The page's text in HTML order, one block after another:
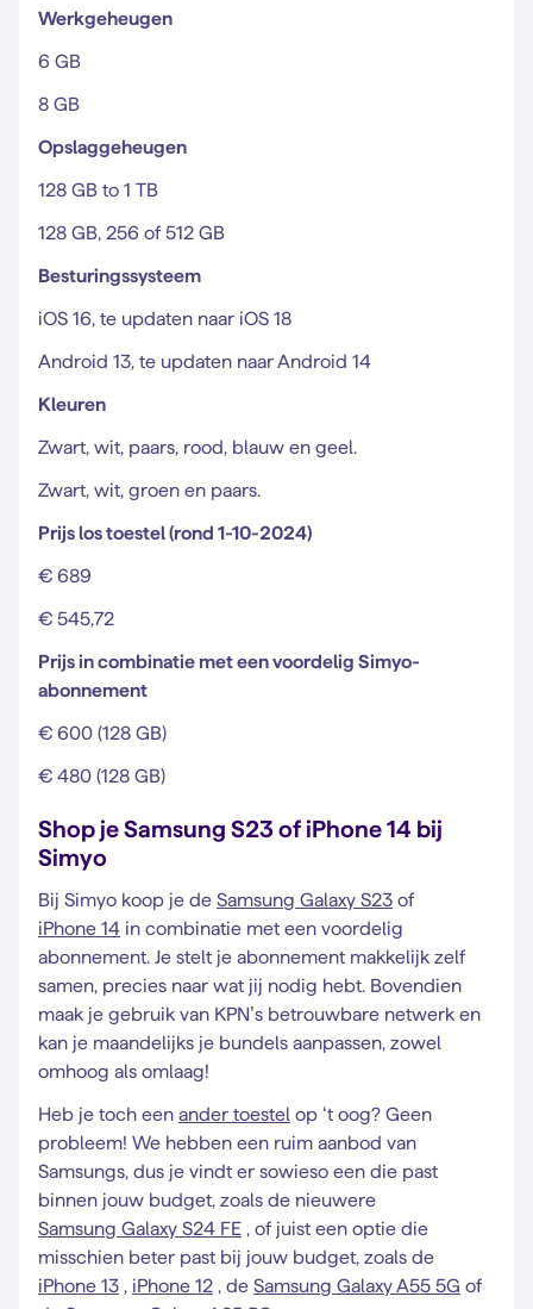
Werkgeheugen
6 GB
8 GB
Opslaggeheugen
128 GB to 1 TB
128 GB, 256 of 512 GB
Besturingssysteem
iOS 16, te updaten naar iOS 18
Android 13, te updaten naar Android 14
Kleuren
Zwart, wit, paars, rood, blauw en geel.
Zwart, wit, groen en paars.
Prijs los toestel (rond 1-10-2024)
€ 689
€ 545,72
Prijs in combinatie met een voordelig Simyo-
abonnement
€ 600 (128 GB)
€ 480 (128 GB)
Shop je Samsung S23 of iPhone 14 bij
Simyo
Bij Simyo koop je de Samsung Galaxy S23 of
iPhone 14 in combinatie met een voordelig
abonnement. Je stelt je abonnement makkelijk zelf
samen, precies naar wat jij nodig hebt. Bovendien
maak je gebruik van KPN’s betrouwbare netwerk en
kan je maandelijks je bundels aanpassen, zowel
omhoog als omlaag!
Heb je toch een ander toestel op ‘t oog? Geen
probleem! We hebben een ruim aanbod van
Samsungs, dus je vindt er sowieso een die past
binnen jouw budget, zoals de nieuwere
Samsung Galaxy S24 FE , of juist een optie die
misschien beter past bij jouw budget, zoals de
iPhone 13 , iPhone 12 , de Samsung Galaxy A55 5G of